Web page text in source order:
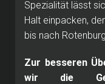
Spezialität lässt
Halt einpacken,
bis nach
Zur besseren
wir die